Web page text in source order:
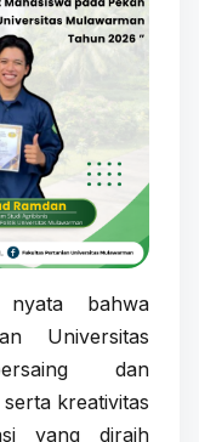
bahwa
Universitas
dan
kreativitas
yang diraih